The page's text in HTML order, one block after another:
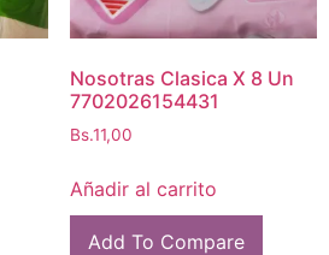
Nosotras Clasica X 8 Un
7702026154431
Bs.11,00
Añadir al carrito
Add To Compare